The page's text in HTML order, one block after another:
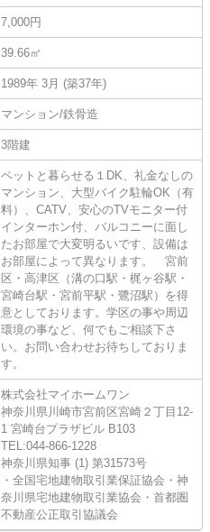
7,000円
39.66㎡
1989年 3月 (築37年)
マンション/鉄骨造
3階建
ペットと暮らせる１DK、礼金なしの
マンション、大型バイク駐輪OK（有
料）、CATV、安心のTVモニター付
インターホン付、バルコニーに面し
たお部屋で大変明るいです、設備は
お部屋によって異なります。 宮前
区・高津区（溝の口駅・梶ヶ谷駅・
宮崎台駅・宮前平駅・鷺沼駅）を得
意としております。学区の事や周辺
環境の事など、何でもご相談下さ
い。お問い合わせお待ちしておりま
す。
株式会社マイホームワン
神奈川県川崎市宮前区宮崎２丁目12-
1 宮崎台プラザビル B103
TEL:044-866-1228
神奈川県知事 (1) 第31573号
・全国宅地建物取引業保証協会・神
奈川県宅地建物取引業協会・首都圏
不動産公正取引協議会